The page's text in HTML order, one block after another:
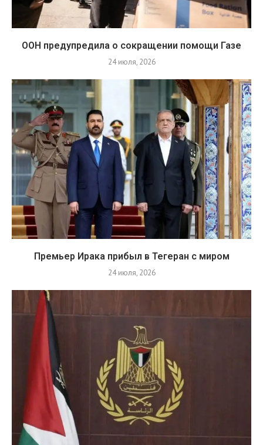
ООН предупредила о сокращении помощи Газе
24 июля, 2026
Премьер Ирака прибыл в Тегеран с миром
24 июля, 2026